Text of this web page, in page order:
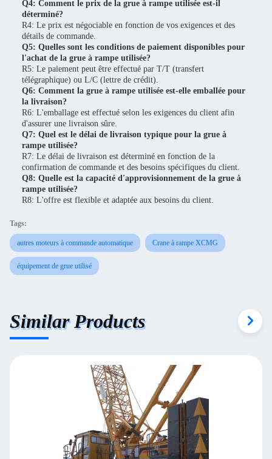
Q4: Comment le prix de la grue à rampe utilisée est-il
déterminé?
R4: Le prix est négociable en fonction de vos exigences et des
détails de commande.
Q5: Quelles sont les conditions de paiement disponibles pour
l'achat de la grue à rampe utilisée?
R5: Le paiement peut être effectué par T/T (transfert
télégraphique) ou L/C (lettre de crédit).
Q6: Comment la grue à rampe utilisée est-elle emballée pour
la livraison?
R6: L'emballage est effectué selon les exigences du client afin
d'assurer une livraison sûre.
Q7: Quel est le délai de livraison typique pour la grue à
rampe utilisée?
R7: Le délai de livraison est déterminé en fonction de la
confirmation de commande et des besoins spécifiques du client.
Q8: Quelle est la capacité d'approvisionnement de la grue à
rampe utilisée?
R8: L'offre est flexible et adaptée aux besoins du client.
Tags:
autres moteurs à commande automatique Crane à rampe XCMG
équipement de grue utilisé
Similar Products